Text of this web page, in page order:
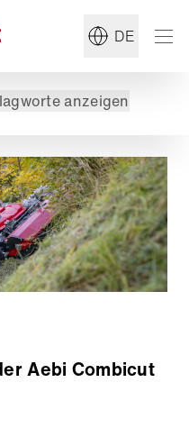
DE
anzeigen
Aebi Combicut